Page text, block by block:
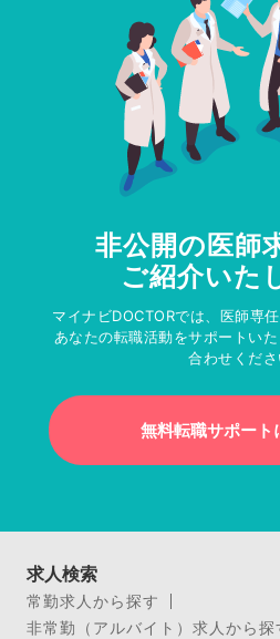
非公開の医師
ご紹介いた
マイナビDOCTORでは、医師専
あなたの転職活動をサポートい
合わせくださ
無料転職サポート
求人検索
常勤求人から探す
非常勤（アルバイト）求人から探